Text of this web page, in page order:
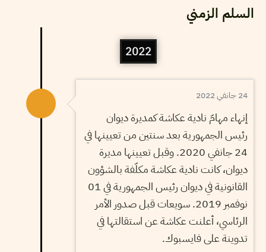
السلم الزمني
2022
24 جانفي 2022
إنهاء مهامّ نادية عكاشة كمديرة ديوان
رئيس الجمهورية بعد سنتين من تعيينها في
24 جانفي 2020. وقبل تعيينها مديرة
ديوان، كانت نادية عكاشة مكلّفة بالشؤون
القانونية في ديوان رئيس الجمهورية في 01
نوفمبر 2019. سويعات قبل صدور الأمر
الرئاسي، أعلنت عكاشة عن استقالتها في
تدوينة على فايسبوك.